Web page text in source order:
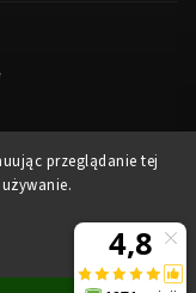
przeglądanie tej
prawa zastrzeżone.